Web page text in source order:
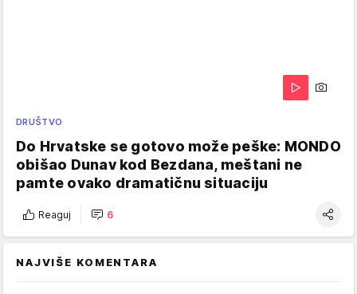
DRUŠTVO
Do Hrvatske se gotovo može peške: MONDO
obišao Dunav kod Bezdana, meštani ne
pamte ovako dramatičnu situaciju
Reaguj 6
NAJVIŠE KOMENTARA